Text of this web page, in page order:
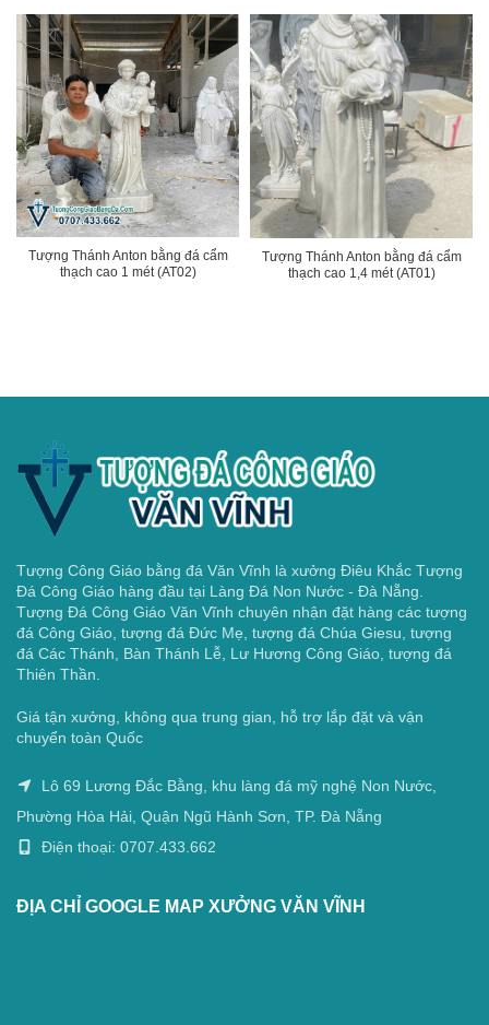
Tượng Thánh Anton bằng đá cẩm
thạch cao 1 mét (AT02)
Tượng Thánh Anton bằng đá cẩm
thạch cao 1,4 mét (AT01)
Tượng Công Giáo bằng đá Văn Vĩnh là xưởng Điêu Khắc Tượng
Đá Công Giáo hàng đầu tại Làng Đá Non Nước - Đà Nẵng.
Tượng Đá Công Giáo Văn Vĩnh chuyên nhận đặt hàng các tượng
đá Công Giáo, tượng đá Đức Mẹ, tượng đá Chúa Giesu, tượng
đá Các Thánh, Bàn Thánh Lễ, Lư Hương Công Giáo, tượng đá
Thiên Thần.
Giá tận xưởng, không qua trung gian, hỗ trợ lắp đặt và vận
chuyển toàn Quốc
Lô 69 Lương Đắc Bằng, khu làng đá mỹ nghệ Non Nước,
Phường Hòa Hải, Quận Ngũ Hành Sơn, TP. Đà Nẵng
Điện thoại: 0707.433.662
ĐỊA CHỈ GOOGLE MAP XƯỞNG VĂN VĨNH